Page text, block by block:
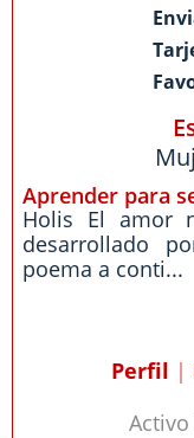
Aprender para
Holis El amor
desarrollado
poema a conti...
Perfil |